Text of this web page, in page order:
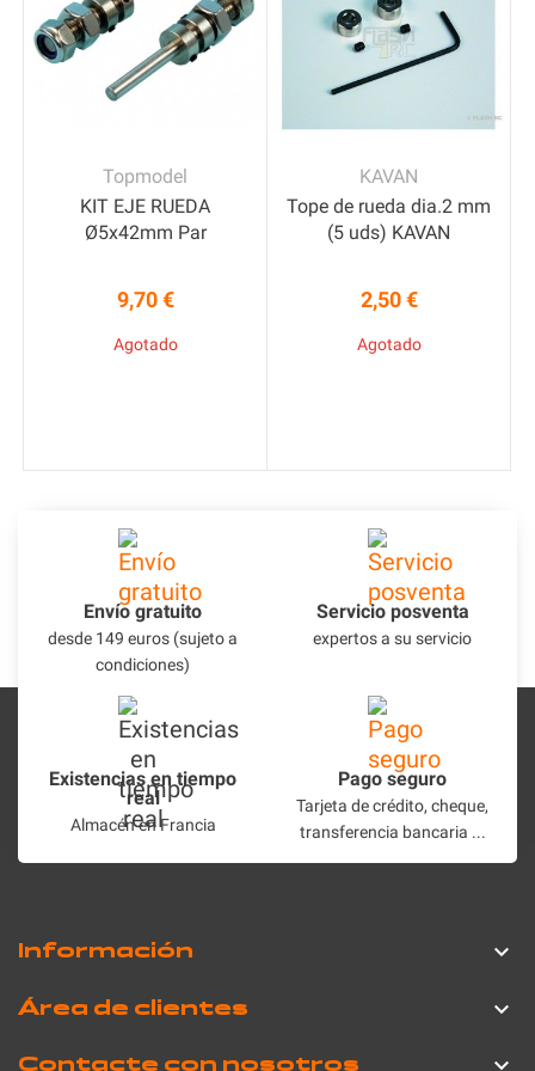
Topmodel
KIT EJE RUEDA
Ø5x42mm Par
Precio
9,70 €
Agotado
KAVAN
Tope de rueda dia.2 mm
(5 uds) KAVAN
Precio
2,50 €
Agotado
Envío gratuito
desde 149 euros (sujeto a
condiciones)
Servicio posventa
expertos a su servicio
Existencias en tiempo
real
Almacén en Francia
Pago seguro
Tarjeta de crédito, cheque,
transferencia bancaria ...
Información 
Área de clientes 
Contacte con nosotros